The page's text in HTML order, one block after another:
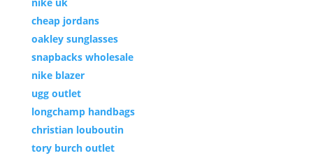
cheap jordans
oakley sunglasses
snapbacks wholesale
nike blazer
ugg outlet
longchamp handbags
christian louboutin
tory burch outlet